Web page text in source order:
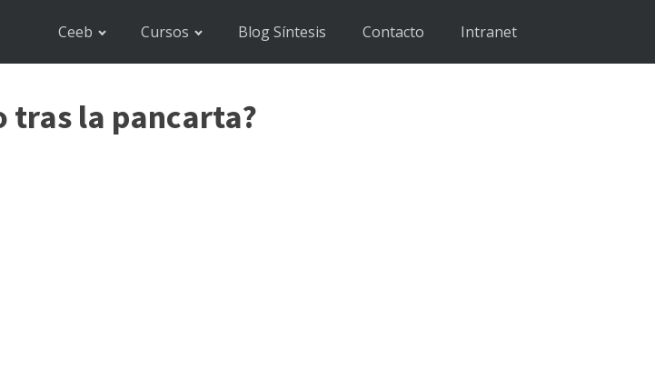
Ceeb Cursos Blog Síntesis Contacto Intranet
tras la pancarta?